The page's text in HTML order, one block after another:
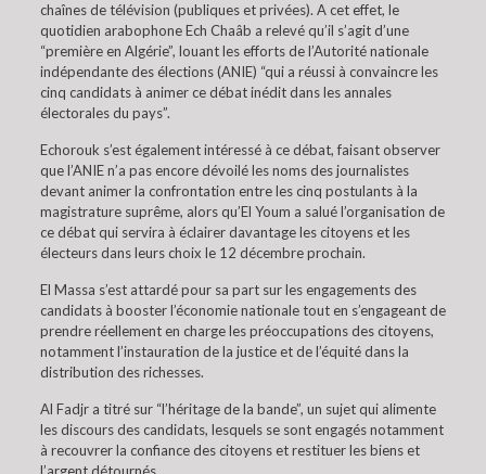
chaînes de télévision (publiques et privées). A cet effet, le
quotidien arabophone Ech Chaâb a relevé qu’il s’agit d’une
“première en Algérie”, louant les efforts de l’Autorité nationale
indépendante des élections (ANIE) “qui a réussi à convaincre les
cinq candidats à animer ce débat inédit dans les annales
électorales du pays”.
Echorouk s’est également intéressé à ce débat, faisant observer
que l’ANIE n’a pas encore dévoilé les noms des journalistes
devant animer la confrontation entre les cinq postulants à la
magistrature suprême, alors qu’El Youm a salué l’organisation de
ce débat qui servira à éclairer davantage les citoyens et les
électeurs dans leurs choix le 12 décembre prochain.
El Massa s’est attardé pour sa part sur les engagements des
candidats à booster l’économie nationale tout en s’engageant de
prendre réellement en charge les préoccupations des citoyens,
notamment l’instauration de la justice et de l’équité dans la
distribution des richesses.
Al Fadjr a titré sur “l’héritage de la bande”, un sujet qui alimente
les discours des candidats, lesquels se sont engagés notamment
à recouvrer la confiance des citoyens et restituer les biens et